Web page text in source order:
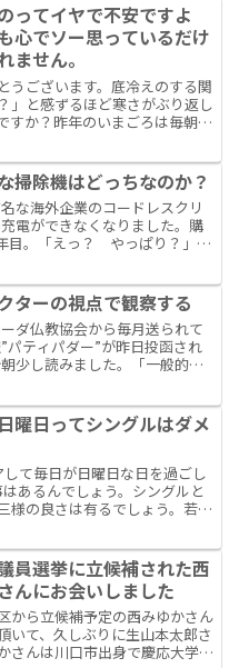
ってイヤで不安ですよ
心でソー思っているだけ
ません。
うございます。底冷えのする関
」と感ずるほど寒さがぶり返し
すか？昨年のいまごろは毎朝犬
掃除機はどっちなのか？
な海外企業のコードレスクリ
電ができなくなりました。購
目。「えっ？ やっぱり？」、
に故障ランプが点灯して交換
回。本体不具...
ターの視点で観察する
ダ仏教協会から毎月送られて
パティパダー”が昨日投函され
少し読みました。「一般的に
。」とスマナサーラ長老は書
した。映画を...
曜日ってシングルはダメ
て毎日が日曜日な日を過ごし
あるんでしょう。シングルと
様の良さは有るでしょう。若い
員選挙に立候補された西
んにお会いしました
から立候補予定の西みゆかさん
いて、久しぶりに生山本太郎さ
さんは川口市出身で慶応大学法